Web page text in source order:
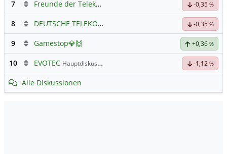
7 Freunde der Telekom -0,35 %
8 DEUTSCHE TELEKOM -0,35 %
9 Gamestop💎🙌 +0,36 %
10 EVOTEC Hauptdiskussion -1,12 %
Alle Diskussionen